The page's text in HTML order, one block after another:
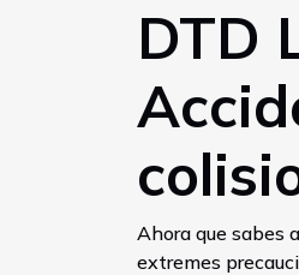
DTD
Ahora que sabes
extremes